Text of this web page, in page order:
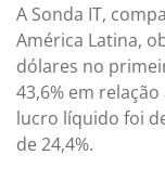
A Sonda IT,
América Latina,
dólares no
43,6% em
lucro líquido foi
de 24,4%.